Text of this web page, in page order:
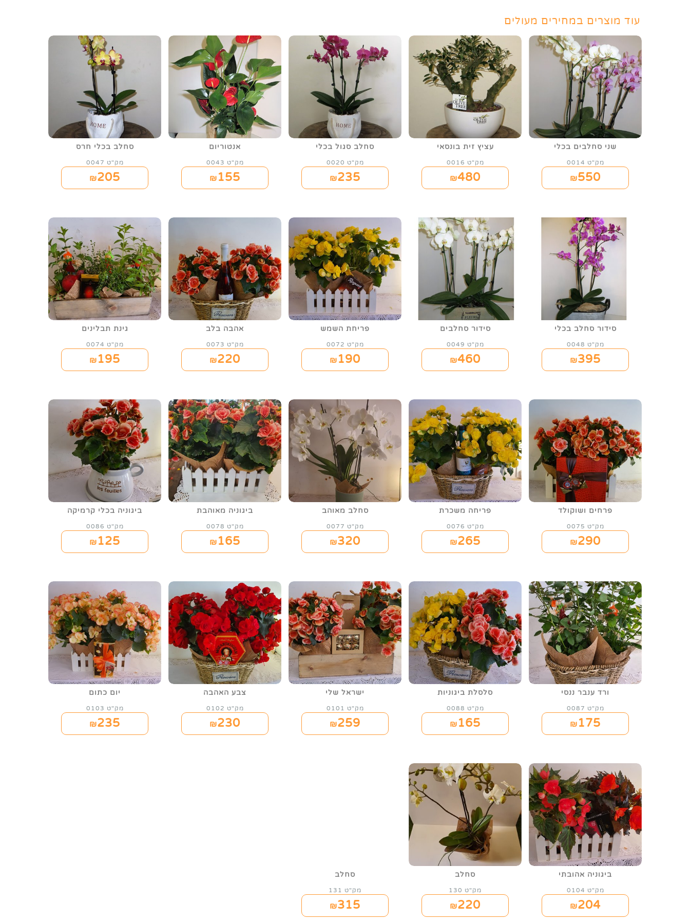
עוד מוצרים במחירים מעולים
שני סחלבים בכלי
מק"ט 0014
₪550
עציץ זית בונסאי
מק"ט 0016
₪480
סחלב סגול בכלי
מק"ט 0020
₪235
אנטוריום
מק"ט 0043
₪ 155
סחלב בכלי חרס
מק"ט 0047
₪205
סידור סחלב בכלי
מק"ט 0048
₪395
סידור סחלבים
מק"ט 0049
₪460
פריחת השמש
מק"ט 0072
₪ 190
אהבה בלב
מק"ט 0073
₪220
גינת תבלינים
מק"ט 0074
₪ 195
פרחים ושוקולד
מק"ט 0075
₪290
פריחה משכרת
מק"ט 0076
₪265
סחלב מאוהב
מק"ט 0077
₪320
ביגוניה מאוהבת
מק"ט 0078
₪ 165
ביגוניה בכלי קרמיקה
מק"ט 0086
₪ 125
ורד ענבר ננסי
מק"ט 0087
₪ 175
סלסלת ביגוניות
מק"ט 0088
₪ 165
ישראל שלי
מק"ט 0101
₪259
צבע האהבה
מק"ט 0102
₪230
יום כתום
מק"ט 0103
₪235
ביגוניה אהובתי
מק"ט 0104
₪204
סחלב
מק"ט 130
₪220
סחלב
מק"ט 131
₪315